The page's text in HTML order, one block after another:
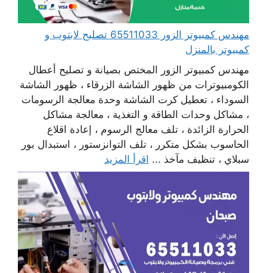
مهندس كمبيوتر الزور 65511033 تصليح لابتوب و
كمبيوتر بالمنزل
مهندس كمبيوتر الزور المختص بصيانة و تصليح أعطال
الكومبيوترات من ظهور الشاشة الزرقاء ، ظهور الشاشة
السوداء ، تعطيل كرت الشاشة وحدة معالجة الرسومات
، مشاكل وحدات الطاقة و التغذية ، معالجة مشاكل
الحرارة الزائدة ، تلف معالج الرسوم ، إعادة اقلاع
الحاسوب بشكل متكرر ، تلف التوانزستور ، استبدال بور
سبلاي ، تنظيف مآخذ ... اقرأ المزيد